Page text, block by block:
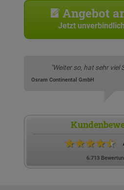
Angebot
Jetzt
"Weiter so, hat sehr viel
Osram Continental GmbH
★★★★★
6.713